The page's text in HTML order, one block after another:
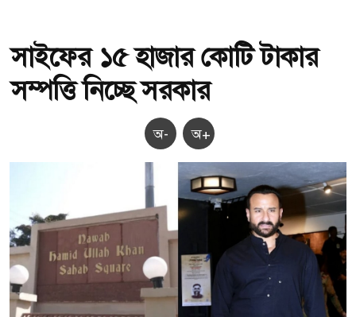
সাইফের ১৫ হাজার কোটি টাকার
সম্পত্তি নিচ্ছে সরকার
অ- অ+